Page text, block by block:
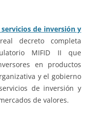
de inversión y
decreto completa
MIFID II que
en productos
y el gobierno
de inversión y
de valores.